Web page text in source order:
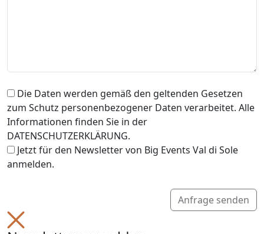
Die Daten werden gemäß den geltenden Gesetzen
zum Schutz personenbezogener Daten verarbeitet. Alle
Informationen finden Sie in der
DATENSCHUTZERKLÄRUNG.
Jetzt für den Newsletter von Big Events Val di Sole
anmelden.
Anfrage senden